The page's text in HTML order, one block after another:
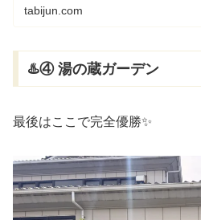
tabijun.com
♨️④ 湯の蔵ガーデン
最後はここで完全優勝✨